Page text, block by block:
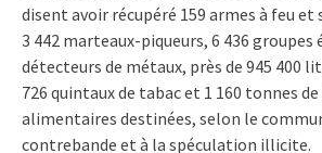
disent avoir récupéré 159 armes à feu et
3 442 marteaux-piqueurs, 6 436 groupes
détecteurs de métaux, près de 945 400
726 quintaux de tabac et 1 160 tonnes
alimentaires destinées, selon le
contrebande et à la spéculation illicite.